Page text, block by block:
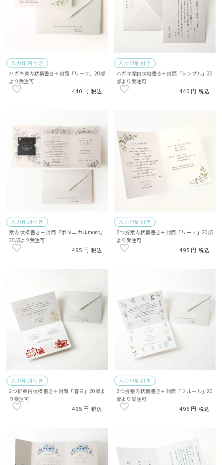
入力印刷付き
ハガキ案内状横書き＋封筒「リーフ」20部
より受注可
440 税込
入力印刷付き
ハガキ案内状縦書き＋封筒「シンプル」20
部より受注可
440 税込
入力印刷付き
案内状横書き＋封筒「ボタニカルmono」
20部より受注可
495 税込
入力印刷付き
2つ折案内状横書き＋封筒「リーフ」20部
より受注可
495 税込
入力印刷付き
2つ折案内状横書き＋封筒「春日」20部よ
り受注可
495 税込
入力印刷付き
2つ折案内状横書き＋封筒「フルール」20
部より受注可
495 税込